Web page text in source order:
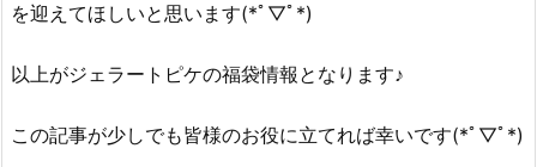
を迎えてほしいと思います(*ﾟ▽ﾟ*)
以上がジェラートピケの福袋情報となります♪
この記事が少しでも皆様のお役に立てれば幸いです(*ﾟ▽ﾟ*)